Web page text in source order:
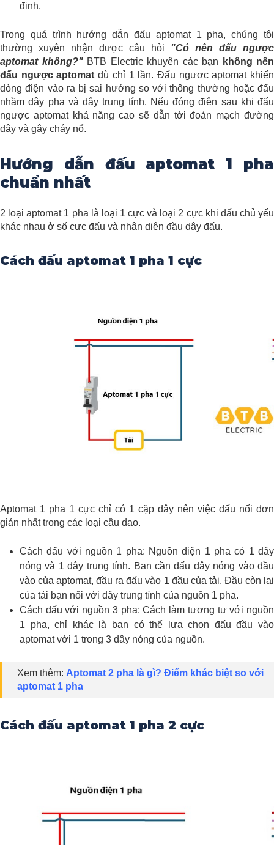
định.
Trong quá trình hướng dẫn đấu aptomat 1 pha, chúng tôi
thường xuyên nhận được câu hỏi "Có nên đấu ngược
aptomat không?"BTB Electric khuyên các bạn
không nên
đấu ngược aptomat dù chỉ 1 lần. Đấu ngược aptomat khiến
dòng điện vào ra bị sai hướng so với thông thường hoặc đấu
nhầm dây pha và dây trung tính. Nếu đóng điện sau khi đấu
ngược aptomat khả năng cao sẽ dẫn tới đoản mạch đường
dây và gây cháy nổ.
Hướng dẫn đấu aptomat 1 pha
chuẩn nhất
2 loại aptomat 1 pha là loại 1 cực và loại 2 cực khi đấu chủ yếu
khác nhau ở số cực đấu và nhận diện đầu dây đấu.
Cách đấu aptomat 1 pha 1 cực
Aptomat 1 pha 1 cực chỉ có 1 cặp dây nên việc đấu nối đơn
giản nhất trong các loại cầu dao.
Cách đấu với nguồn 1 pha: Nguồn điện 1 pha có 1 dây
nóng và 1 dây trung tính. Bạn cần đấu dây nóng vào đầu
vào của aptomat, đầu ra đấu vào 1 đầu của tải. Đầu còn lại
của tải bạn nối với dây trung tính của nguồn 1 pha.
Cách đấu với nguồn 3 pha: Cách làm tương tự với nguồn
1 pha, chỉ khác là bạn có thể lựa chọn đấu đầu vào
aptomat với 1 trong 3 dây nóng của nguồn.
Xem thêm: Aptomat 2 pha là gì? Điểm khác biệt so với
aptomat 1 pha
Cách đấu aptomat 1 pha 2 cực